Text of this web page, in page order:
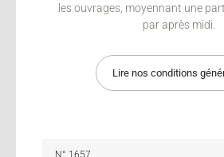
les ouvrages, moyennant une
par après midi.
Lire nos conditions